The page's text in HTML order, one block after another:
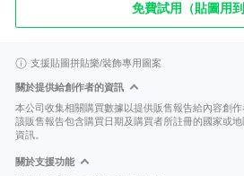
免費試用（貼圖用到
支援貼圖拼貼樂/裝飾專用圖案
關於提供給創作者的資訊
本公司收集相關購買數據以提供販售報告給內容創作
該販售報告包含購買日期及購買者所註冊的國家或
資訊。
關於支援功能